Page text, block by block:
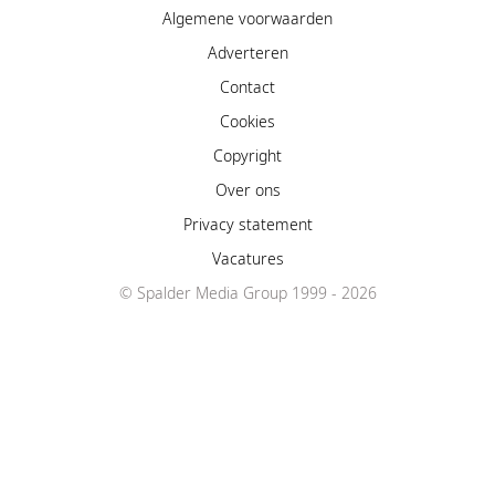
Algemene voorwaarden
Adverteren
Contact
Cookies
Copyright
Over ons
Privacy statement
Vacatures
© Spalder Media Group 1999 - 2026